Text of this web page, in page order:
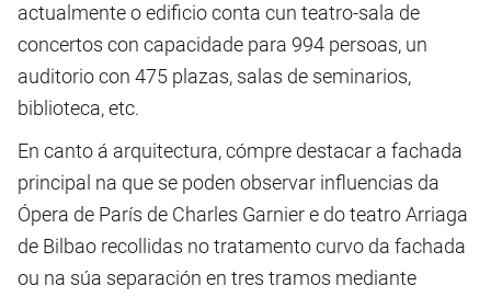
actualmente o edificio conta cun teatro-sala de
concertos con capacidade para 994 persoas, un
auditorio con 475 plazas, salas de seminarios,
biblioteca, etc.
En canto á arquitectura, cómpre destacar a fachada
principal na que se poden observar influencias da
Ópera de París de Charles Garnier e do teatro Arriaga
de Bilbao recollidas no tratamento curvo da fachada
ou na súa separación en tres tramos mediante